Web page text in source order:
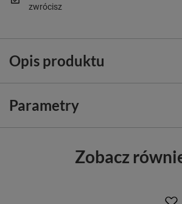
zwrócisz
Opis produktu
Parametry
Zobacz